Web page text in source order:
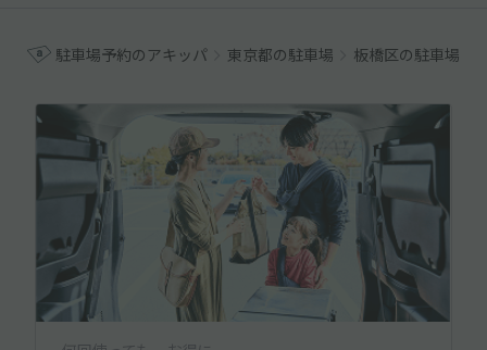
駐車場予約のアキッパ 東京都の駐車場 板橋区の駐車場